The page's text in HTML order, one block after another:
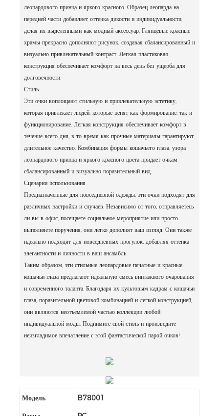
леопардового принца и яркого красного. Образец леопарда на
передней части добавляет оттенка дикости и индивидуальности,
делая их выделенными как модный аксессуар. Глянцевые красные
храмы прекрасно дополняют рисунок, создавая сбалансированный и
визуально привлекательный контраст. Легкая пластиковая
конструкция обеспечивает комфорт на весь день без ущерба для
долговечности.
Стиль
Эти очки воплощают стильную и привлекательную эстетику,
которая привлекает людей, которые ценят как формирование, так и
функционирование. Легкая конструкция обеспечивает комфорт в
течение всего дня, в то время как прочные материалы гарантируют
длительное качество. Комбинация формы кошачьего глаза, узора
леопардового принца и яркого красного цвета придает очкам
сбалансированный и визуально поразительный вид.
Сценарии использования
Предназначенные для повседневной одежды, эти очки подходят для
различных настройки и случаев. Независимо от того, отправляетесь
ли вы в офис, посещаете социальное мероприятие или просто
выполняете поручения, они легко дополнят ваш взгляд. Они также
идеально подходят для повседневных прогулок, добавляя оттенка
элегантности и личности в ваш ансамбль.
Таким образом, эти стильные леопардовые печатные и красные
кошачьи глаза предлагают идеальную смесь винтажного очарования
и современного таланта. Благодаря их культовым кадрам с кошачьи
глаза, поразительной цветовой комбинацией и легкой конструкцией,
они являются неотъемлемой частью коллекции любой
индивидуальной моды. Поднимите свой стиль и произведите
неизгладимое впечатление с этой фантастической парой очков!
Модель B78001